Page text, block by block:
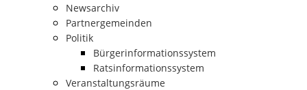
Newsarchiv
Partnergemeinden
Politik
Bürgerinformationssystem
Ratsinformationssystem
Veranstaltungsräume